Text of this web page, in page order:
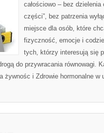
całościowo – bez dzielenia
części”, bez patrzenia
miejsce dla osób, które
fizyczność, emocje i
tych, którzy interesują się
do przywracania równowagi.
żywnośc i Zdrowie hormonalne w